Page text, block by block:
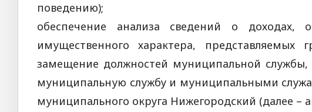
поведению);
обеспечение анализа сведений о доходах,
имущественного характера,
замещение должностей муниципальной
муниципальную службу и муниципальными
муниципального округа Нижегородский (далее –